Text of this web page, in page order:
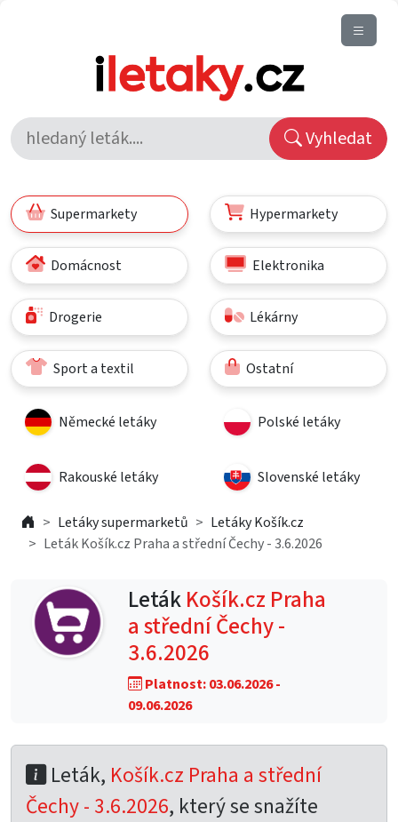
Vyhledat
Supermarkety Hypermarkety
Domácnost Elektronika
Drogerie Lékárny
Sport a textil Ostatní
Německé letáky Polské letáky
Rakouské letáky Slovenské letáky
Letáky supermarketů
Letáky Košík.cz
Leták Košík.cz Praha a střední Čechy - 3.6.2026
LetákKošík.cz Praha
a střední Čechy -
3.6.2026
Platnost: 03.06.2026 -
09.06.2026
Leták, Košík.cz Praha a střední
Čechy - 3.6.2026, který se snažíte